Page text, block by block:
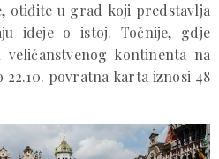
otiđite u grad koji predstavlja
ideje o istoj. Točnije, gdje
kontinenta na
22.10. povratna karta iznosi 48